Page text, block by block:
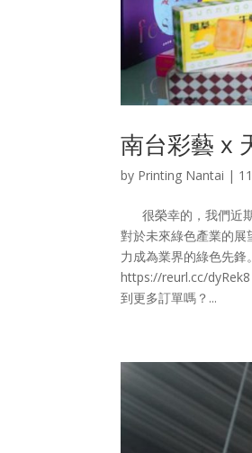
南台彩藝 x
by Printing Nantai |
很榮幸的，我們近期
對於未來綠色產業的
力成為業界的綠色先
https://reurl.cc/
到更多訂單嗎？...